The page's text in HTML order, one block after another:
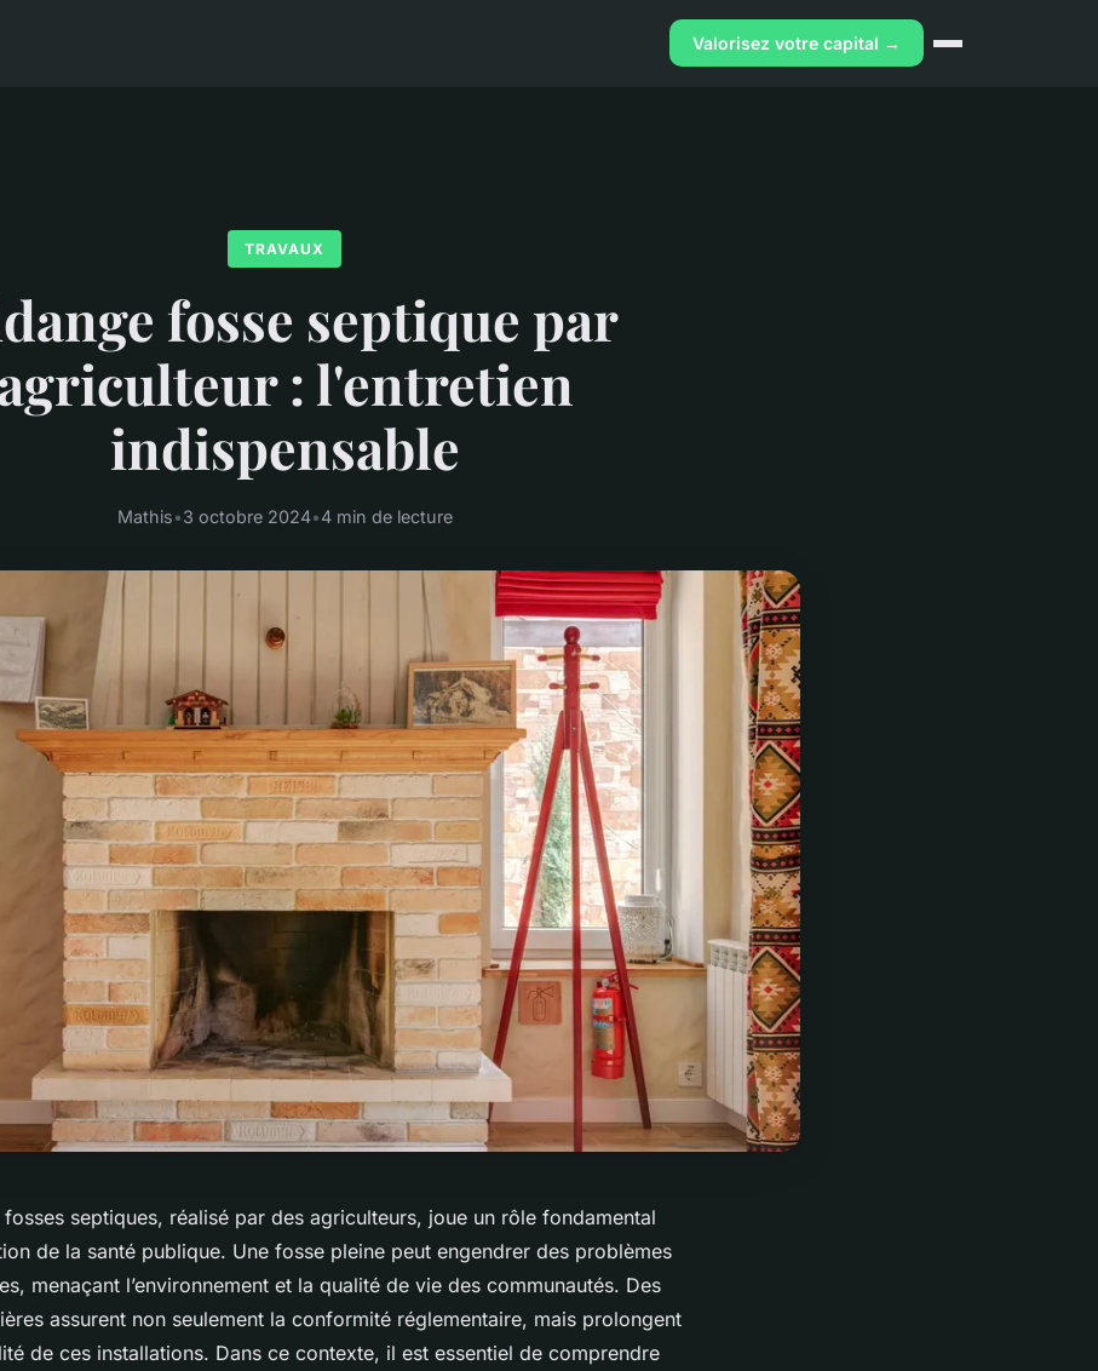
Valorisez votre capital →
TRAVAUX
fosse septique par
: l'entretien
indispensable
Mathis•3 octobre 2024•4 min de lecture
septiques, réalisé par des agriculteurs, joue un rôle fondamental
de la santé publique. Une fosse pleine peut engendrer des problèmes
menaçant l’environnement et la qualité de vie des communautés. Des
assurent non seulement la conformité réglementaire, mais prolongent
de ces installations. Dans ce contexte, il est essentiel de comprendre